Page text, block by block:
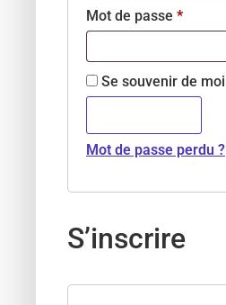
Mot de passe *
Se souvenir de moi
Mot de passe perdu ?
S’inscrire